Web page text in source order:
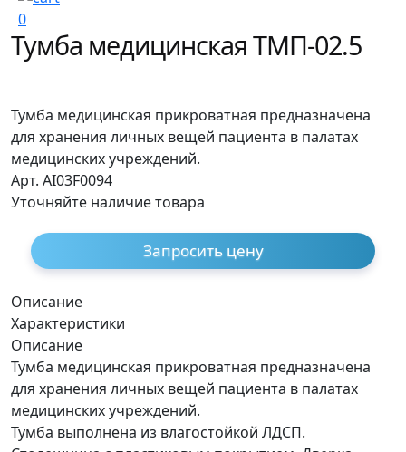
0
Тумба медицинская ТМП-02.5
Тумба медицинская прикроватная предназначена
для хранения личных вещей пациента в палатах
медицинских учреждений.
Арт. AI03F0094
Уточняйте наличие товара
Запросить цену
Описание
Характеристики
Описание
Тумба медицинская прикроватная предназначена
для хранения личных вещей пациента в палатах
медицинских учреждений.
Тумба выполнена из влагостойкой ЛДСП.